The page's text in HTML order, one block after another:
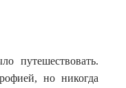
путешествовать.
но никогда